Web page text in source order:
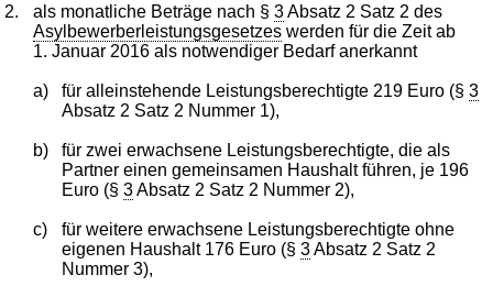
2. als monatliche Beträge nach §3Absatz 2 Satz 2 des
Asylbewerberleistungsgesetzes werden für die Zeit ab
1. Januar 2016 als notwendiger Bedarf anerkannt
a) für alleinstehende Leistungsberechtigte 219 Euro (§ 3
Absatz 2 Satz 2 Nummer 1),
b)
für zwei erwachsene Leistungsberechtigte, die als
Partner einen gemeinsamen Haushalt führen, je 196
Euro (§ 3Absatz 2 Satz 2 Nummer 2),
c)
für weitere erwachsene Leistungsberechtigte ohne
eigenen Haushalt 176 Euro (§ 3Absatz 2 Satz 2
Nummer 3),